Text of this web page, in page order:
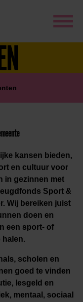
kansen bieden,
en cultuur voor
in gezinnen met
Sport &
Wij bereiken juist
doen en
een sport- of
scholen en
goed te vinden
lesgeld en
mentaal, sociaal